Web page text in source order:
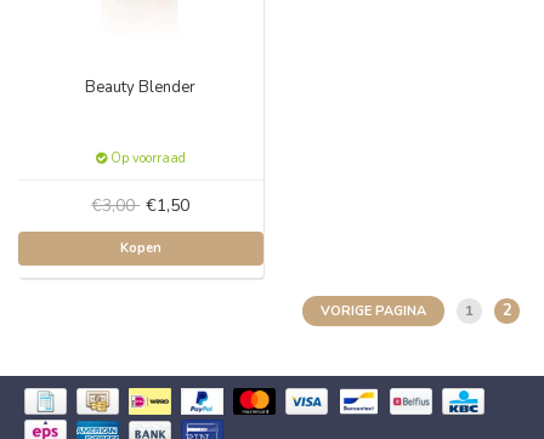
Beauty Blender
Op voorraad
€3,00 €1,50
Kopen
VORIGE PAGINA 1 2